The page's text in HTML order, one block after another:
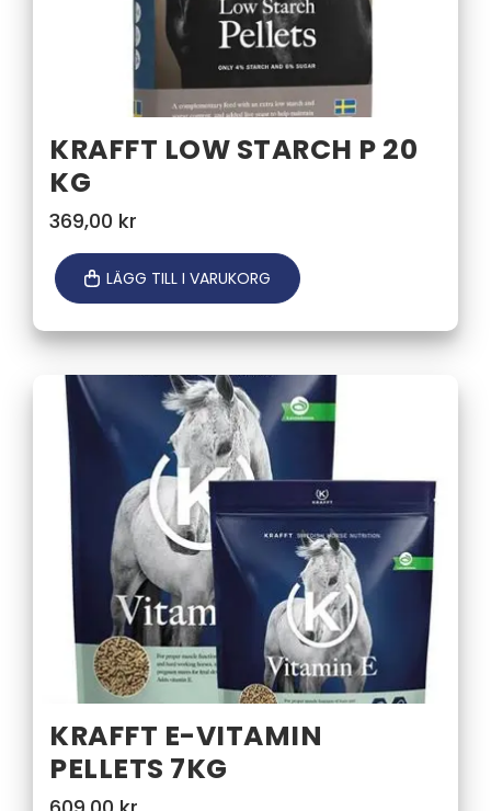
KRAFFT LOW STARCH P 20
KG
369,00 kr
LÄGG TILL I VARUKORG
KRAFFT E-VITAMIN
PELLETS 7KG